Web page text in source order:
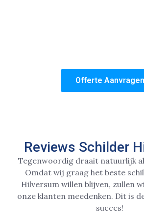
Offerte Aanvragen
Reviews Schilder
Tegenwoordig draait natuurlijk
Omdat wij graag het beste
Hilversum willen blijven, zullen
onze klanten meedenken. Dit is
succes!